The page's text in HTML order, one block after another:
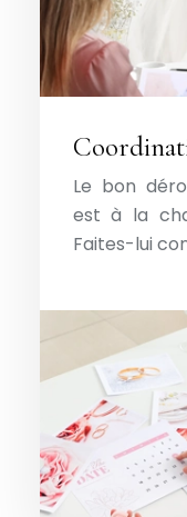
Le bon
est à la
Faites-lui